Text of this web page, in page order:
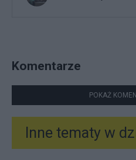
Komentarze
POKAŻ
Inne tematy w